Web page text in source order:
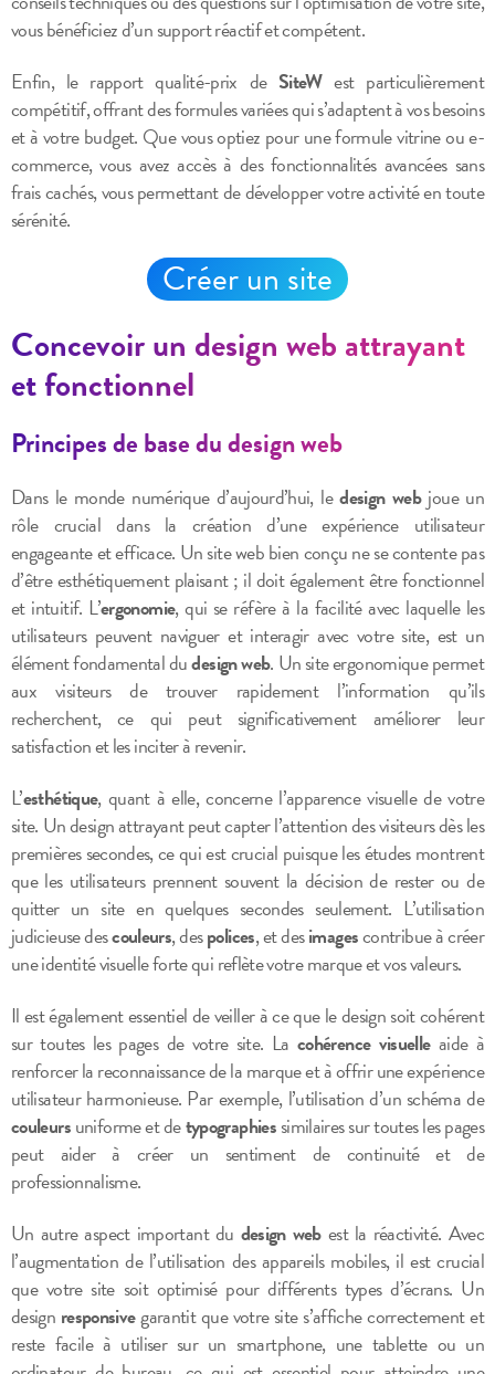
vous bénéficiez d’un support réactif et compétent.
Enfin, le rapport qualité-prix de SiteWest particulièrement
compétitif, offrant des formules variées qui s’adaptent à vos besoins
et à votre budget. Que vous optiez pour une formule vitrine ou e-
commerce, vous avez accès à des fonctionnalités avancées sans
frais cachés, vous permettant de développer votre activité en toute
sérénité.
Créer un site
Concevoir un design web attrayant
et fonctionnel
Principes de base du design web
Dans le monde numérique d’aujourd’hui, ledesign webjoue un
rôle crucial dans la création d’une expérience utilisateur
engageante et efficace. Un site web bien conçu ne se contente pas
d’être esthétiquement plaisant ; il doit également être fonctionnel
et intuitif. L’ergonomie, qui se réfère à la facilité avec laquelle les
utilisateurs peuvent naviguer et interagir avec votre site, est un
élément fondamental dudesign web. Un site ergonomique permet
aux visiteurs de trouver rapidement l’information qu’ils
recherchent, ce qui peut significativement améliorer leur
satisfaction et les inciter à revenir.
L’esthétique, quant à elle, concerne l’apparence visuelle de votre
site. Un design attrayant peut capter l’attention des visiteurs dès les
premières secondes, ce qui est crucial puisque les études montrent
que les utilisateurs prennent souvent la décision de rester ou de
quitter un site en quelques secondes seulement. L’utilisation
judicieuse descouleurs, despolices, et desimagescontribue à créer
une identité visuelle forte qui reflète votre marque et vos valeurs.
Il est également essentiel de veiller à ce que le design soit cohérent
sur toutes les pages de votre site. La cohérence visuelleaide à
renforcer la reconnaissance de la marque et à offrir une expérience
utilisateur harmonieuse. Par exemple, l’utilisation d’un schéma de
couleursuniforme et detypographiessimilaires sur toutes les pages
peut aider à créer un sentiment de continuité et de
professionnalisme.
Un autre aspect important du design webest la réactivité. Avec
l’augmentation de l’utilisation des appareils mobiles, il est crucial
que votre site soit optimisé pour différents types d’écrans. Un
design responsivegarantit que votre site s’affiche correctement et
reste facile à utiliser sur un smartphone, une tablette ou un